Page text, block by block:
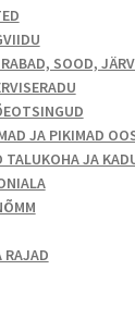
SOOD,
JA PIKIMAD
TALUKOHA JA
RAJAD